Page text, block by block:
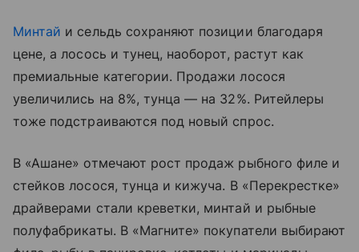
Минтай и сельдь сохраняют позиции благодаря
цене, а лосось и тунец, наоборот, растут как
премиальные категории. Продажи лосося
увеличились на 8%, тунца — на 32%. Ритейлеры
тоже подстраиваются под новый спрос.
В «Ашане» отмечают рост продаж рыбного филе и
стейков лосося, тунца и кижуча. В «Перекрестке»
драйверами стали креветки, минтай и рыбные
полуфабрикаты. В «Магните» покупатели выбирают